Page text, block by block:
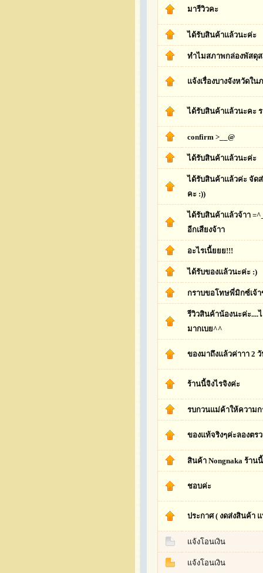
มารีวิวคะ
ได้รับสินค้าแล้วนะค่ะ
ทำไมสภาพกล่องพัสดุ
แจ้งเรื่องบางจังหวัดใ
ได้รับสินค้าแล้วนะคะ
confirm >__@
ได้รับสินค้าแล้วนะค่ะ
ได้รับสินค้าแล้วค่ะ จัด
คะ :))
ได้รับสินค้าแล้วจ้าา
อีกเสียงจ้าา
อะไรเนี้ยยย!!!
ได้รับของแล้วนะค่ะ :)
กราบขอโทษพี่มิกซ์เจ้า
รีวิวสินค้าน้องนะค่ะ....
มากเบย^^
ของมาถึงแล้วค่าาา 2 วั
ร้านนี้จิงไรจิงค่ะ
รบกวนแม่ค้าให้ความก
ของแท้จริงๆค่ะลองตร
สินค้า Nongnaka ร้าน
ชอบค่ะ
ประกาศ ( งดส่งสินค้า
แจ้งโอนเงิน
แจ้งโอนเงิน